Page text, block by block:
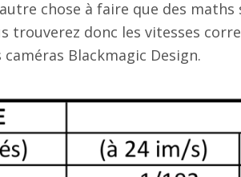
chose à faire que des
trouverez donc les vitesses
Blackmagic Design.